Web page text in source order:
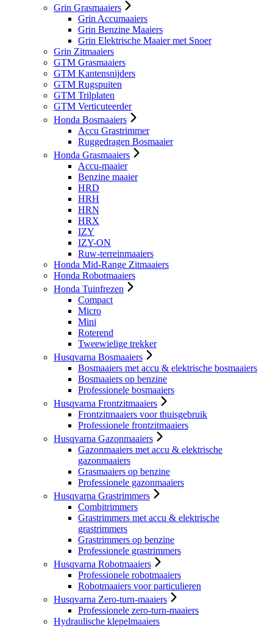
Grin Grasmaaiers
Grin Accumaaiers
Grin Benzine Maaiers
Grin Elektrische Maaier met Snoer
Grin Zitmaaiers
GTM Grasmaaiers
GTM Kantensnijders
GTM Rugspuiten
GTM Trilplaten
GTM Verticuteerder
Honda Bosmaaiers
Accu Grastrimmer
Ruggedragen Bosmaaier
Honda Grasmaaiers
Accu-maaier
Benzine maaier
HRD
HRH
HRN
HRX
IZY
IZY-ON
Ruw-terreinmaaiers
Honda Mid-Range Zitmaaiers
Honda Robotmaaiers
Honda Tuinfrezen
Compact
Micro
Mini
Roterend
Tweewielige trekker
Husqvarna Bosmaaiers
Bosmaaiers met accu & elektrische bosmaaiers
Bosmaaiers op benzine
Professionele bosmaaiers
Husqvarna Frontzitmaaiers
Frontzitmaaiers voor thuisgebruik
Professionele frontzitmaaiers
Husqvarna Gazonmaaiers
Gazonmaaiers met accu & elektrische
gazonmaaiers
Grasmaaiers op benzine
Professionele gazonmaaiers
Husqvarna Grastrimmers
Combitrimmers
Grastrimmers met accu & elektrische
grastrimmers
Grastrimmers op benzine
Professionele grastrimmers
Husqvarna Robotmaaiers
Professionele robotmaaiers
Robotmaaiers voor particulieren
Husqvarna Zero-turn-maaiers
Professionele zero-turn-maaiers
Hydraulische klepelmaaiers